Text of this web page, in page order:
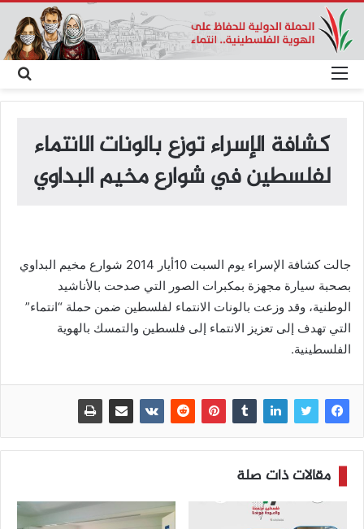
عن
القائمة
كشافة الإسراء توزع بالونات الانتماء
لفلسطين في شوارع مخيم البداوي
جالت كشافة الإسراء يوم السبت 10أيار 2014 شوارع مخيم البداوي
بصحبة سيارة مجهزة بمكبرات الصور التي صدحت بالأناشيد
الوطنية، وقد وزعت بالونات الانتماء لفلسطين ضمن حملة “انتماء”
التي تهدف إلى تعزيز الانتماء إلى فلسطين والتمسك بالهوية
الفلسطينية.
مقالات ذات صلة